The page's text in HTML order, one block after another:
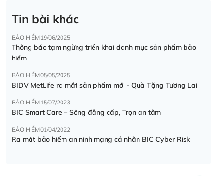
Tin bài khác
BẢO HIỂM19/06/2025
Thông báo tạm ngừng triển khai danh mục sản phẩm bảo
hiểm
BẢO HIỂM05/05/2025
BIDV MetLife ra mắt sản phẩm mới - Quà Tặng Tương Lai
BẢO HIỂM15/07/2023
BIC Smart Care – Sống đẳng cấp, Trọn an tâm
BẢO HIỂM01/04/2022
Ra mắt bảo hiểm an ninh mạng cá nhân BIC Cyber Risk